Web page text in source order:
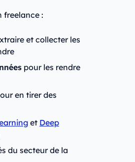
freelance :
et collecter les
pour les rendre
en tirer des
et Deep
du secteur de la